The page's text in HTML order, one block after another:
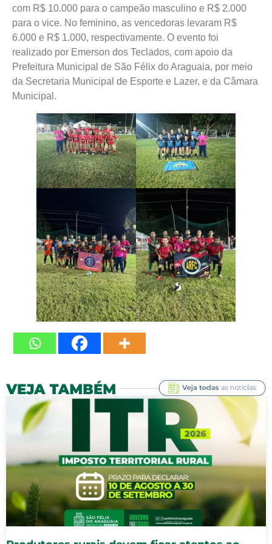
com R$ 10.000 para o campeão masculino e R$ 2.000
para o vice. No feminino, as vencedoras levaram R$
6.000 e R$ 1.000, respectivamente. O evento foi
realizado por Emerson dos Teclados, com apoio da
Prefeitura Municipal de São Félix do Araguaia, por meio
da Secretaria Municipal de Esporte e Lazer, e da Câmara
Municipal.